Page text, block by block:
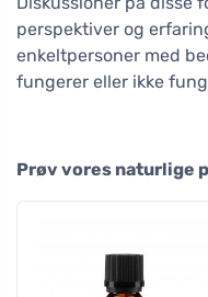
perspektiver og
enkeltpersoner med
fungerer eller ikke
Prøv vores naturlige